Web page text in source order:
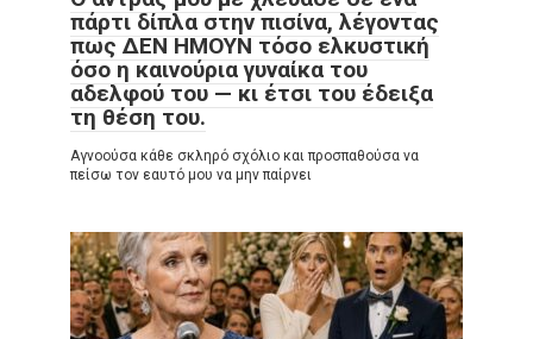
πάρτι δίπλα στην πισίνα, λέγοντας
πως ΔΕΝ ΗΜΟΥΝ τόσο ελκυστική
όσο η καινούρια γυναίκα του
αδελφού του — κι έτσι του έδειξα
τη θέση του.
Αγνοούσα κάθε σκληρό σχόλιο και προσπαθούσα να
πείσω τον εαυτό μου να μην παίρνει